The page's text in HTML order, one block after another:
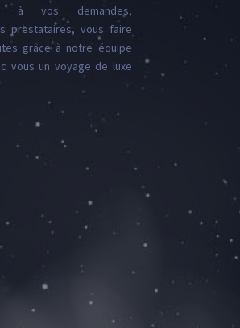
à vos demandes,
prestataires, vous faire
grâce à notre équipe
vous un voyage de luxe